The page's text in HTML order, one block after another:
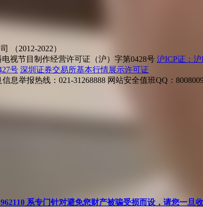
（2012-2022）
电视节目制作经营许可证（沪）字第0428号 沪ICP证：沪
号 深圳证券交易所基本行情展示许可证
息举报热线：021-31268888 网站安全值班QQ：
系专门针对避免您财产被骗受损而设，请您一旦